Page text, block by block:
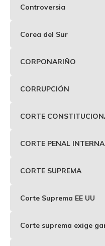
Controversia
Corea del Sur
CORPONARIÑO
CORRUPCIÓN
CORTE
CORTE PENAL
CORTE SUPREMA
Corte Suprema EE UU
Corte suprema exige